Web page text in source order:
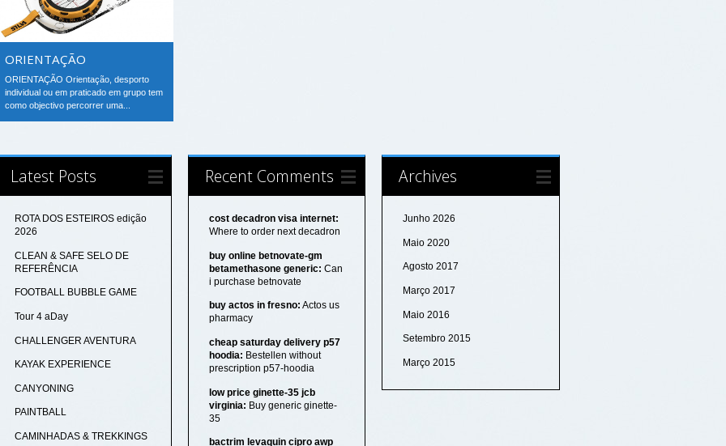
ORIENTAÇÃO
ORIENTAÇÃO Orientação, desporto
individual ou em praticado em grupo tem
como objectivo percorrer uma...
Latest Posts
ROTA DOS ESTEIROS edição
2026
CLEAN & SAFE SELO DE
REFERÊNCIA
FOOTBALL BUBBLE GAME
Tour 4 aDay
CHALLENGER AVENTURA
KAYAK EXPERIENCE
CANYONING
PAINTBALL
CAMINHADAS & TREKKINGS
Recent Comments
cost decadron visa internet:
Where to order next decadron
buy online betnovate-gm
betamethasone generic: Can
i purchase betnovate
buy actos in fresno: Actos us
pharmacy
cheap saturday delivery p57
hoodia: Bestellen without
prescription p57-hoodia
low price ginette-35 jcb
virginia: Buy generic ginette-
35
bactrim levaquin cipro awp
Archives
Junho 2026
Maio 2020
Agosto 2017
Março 2017
Maio 2016
Setembro 2015
Março 2015